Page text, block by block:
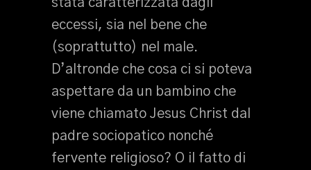
stata caratterizzata dagli
eccessi, sia nel bene che
(soprattutto) nel male.
D’altronde che cosa ci si poteva
aspettare da un bambino che
viene chiamato Jesus Christ dal
padre sociopatico nonché
fervente religioso? O il fatto di